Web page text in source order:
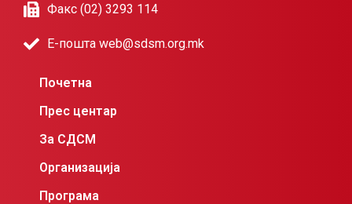
Факс (02) 3293 114
Е-пошта web@sdsm.org.mk
Почетна
Прес центар
За СДСМ
Организација
Програма